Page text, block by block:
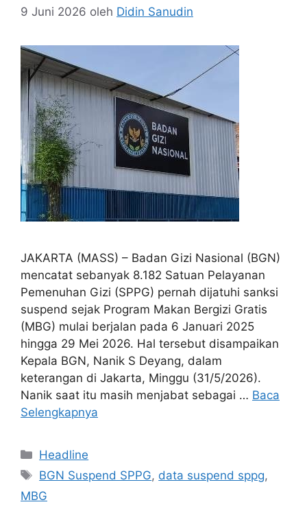
9 Juni 2026 oleh Didin Sanudin
JAKARTA (MASS) – Badan Gizi Nasional (BGN)
mencatat sebanyak 8.182 Satuan Pelayanan
Pemenuhan Gizi (SPPG) pernah dijatuhi sanksi
suspend sejak Program Makan Bergizi Gratis
(MBG) mulai berjalan pada 6 Januari 2025
hingga 29 Mei 2026. Hal tersebut disampaikan
Kepala BGN, Nanik S Deyang, dalam
keterangan di Jakarta, Minggu (31/5/2026).
Nanik saat itu masih menjabat sebagai … Baca
Selengkapnya
Kategori
Headline
Tag
BGN Suspend SPPG, data suspend sppg,
MBG